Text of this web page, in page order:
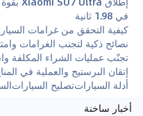
في 1.98 ثانية
كيفية التحقق من غرامات
نصائح ذكية لتجنب الغرامات
تجنّب عمليات الشراء المكلفة
إتقان البرستيج والعملية في
أدلة السياراتتصليح السيارات
أخبار ساخنة